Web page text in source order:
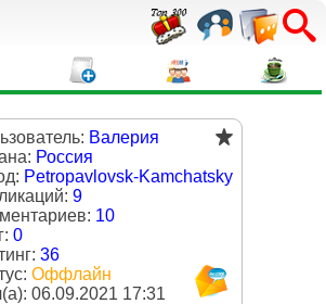
Валерия
Россия
Petropavlovsk-Kamchatsky
9
10
0
36
Оффлайн
06.09.2021 17:31